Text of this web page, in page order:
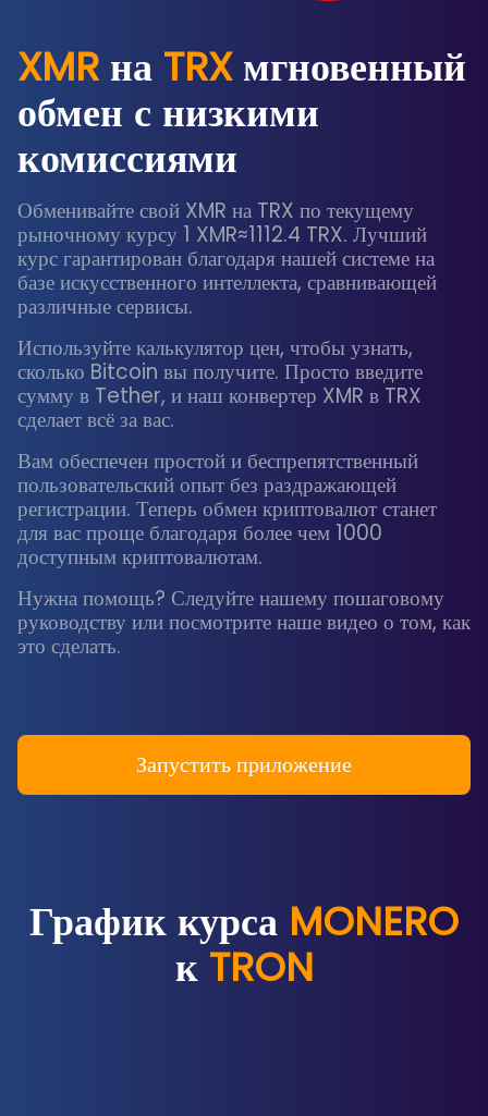
XMRна TRXмгновенный
обмен с низкими
комиссиями
Обменивайте свой XMR на TRX по текущему
рыночному курсу 1 XMR≈1112.4 TRX. Лучший
курс гарантирован благодаря нашей системе на
базе искусственного интеллекта, сравнивающей
различные сервисы.
Используйте калькулятор цен, чтобы узнать,
сколько Bitcoin вы получите. Просто введите
сумму в Tether, и наш конвертер XMR в TRX
сделает всё за вас.
Вам обеспечен простой и беспрепятственный
пользовательский опыт без раздражающей
регистрации. Теперь обмен криптовалют станет
для вас проще благодаря более чем 1000
доступным криптовалютам.
Нужна помощь? Следуйте нашему пошаговому
руководству или посмотрите наше видео о том, как
это сделать.
Запустить приложение
График курса MONERO
к TRON